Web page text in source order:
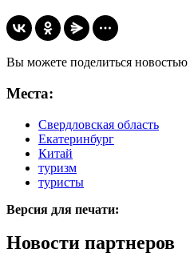
Вы можете поделиться новостью
Места:
Свердловская область
Екатеринбург
Китай
туризм
туристы
Версия для печати:
Новости партнеров